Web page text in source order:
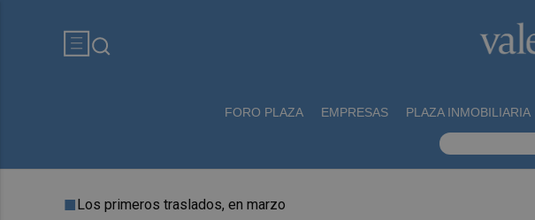
FORO PLAZA EMPRESAS PLAZA INMOBILIARIA
Los primeros traslados, en marzo